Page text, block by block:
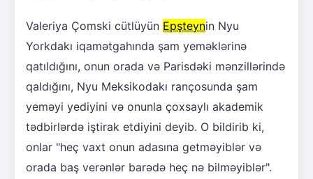
Valeriya Çomski cütlüyün Epşteynin Nyu
Yorkdakı iqamətgahında şam yeməklərinə
qatıldığını, onun orada və Parisdəki mənzillərində
qaldığını, Nyu Meksikodakı rançosunda şam
yeməyi yediyini və onunla çoxsaylı akademik
tədbirlərdə iştirak etdiyini deyib. O bildirib ki,
onlar "heç vaxt onun adasına getməyiblər və
orada baş verənlər barədə heç nə bilməyiblər".